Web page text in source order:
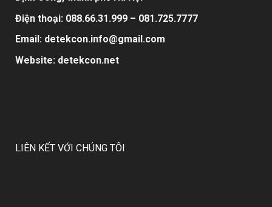
Điện thoại: 088.66.31.999 – 081.725.7777
Email: detekcon.info@gmail.com
Website: detekcon.net
LIÊN KẾT VỚI CHÚNG TÔI